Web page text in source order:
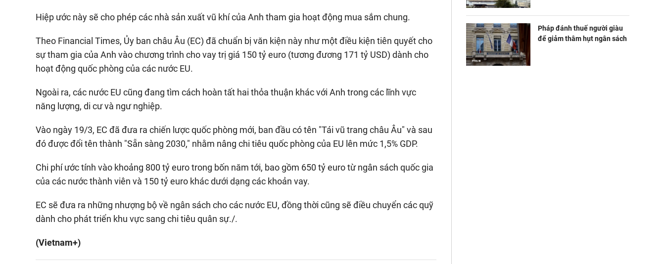
Hiệp ước này sẽ cho phép các nhà sản xuất vũ khí của Anh tham gia hoạt động mua sắm chung.
Theo Financial Times, Ủy ban châu Âu (EC) đã chuẩn bị văn kiện này như một điều kiện tiên quyết cho
sự tham gia của Anh vào chương trình cho vay trị giá 150 tỷ euro (tương đương 171 tỷ USD) dành cho
hoạt động quốc phòng của các nước EU.
Ngoài ra, các nước EU cũng đang tìm cách hoàn tất hai thỏa thuận khác với Anh trong các lĩnh vực
năng lượng, di cư và ngư nghiệp.
Vào ngày 19/3, EC đã đưa ra chiến lược quốc phòng mới, ban đầu có tên "Tái vũ trang châu Âu" và sau
đó được đổi tên thành "Sẵn sàng 2030," nhằm nâng chi tiêu quốc phòng của EU lên mức 1,5% GDP.
Chi phí ước tính vào khoảng 800 tỷ euro trong bốn năm tới, bao gồm 650 tỷ euro từ ngân sách quốc gia
của các nước thành viên và 150 tỷ euro khác dưới dạng các khoản vay.
EC sẽ đưa ra những nhượng bộ về ngân sách cho các nước EU, đồng thời cũng sẽ điều chuyển các quỹ
dành cho phát triển khu vực sang chi tiêu quân sự./.
(Vietnam+)
Pháp đánh thuế người giàu
để giảm thâm hụt ngân sách